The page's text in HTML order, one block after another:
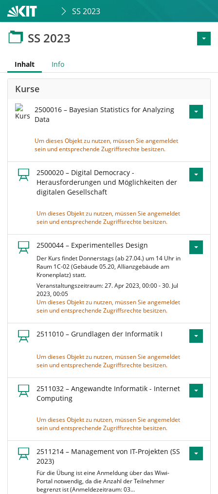
SS 2023
SS 2023
Inhalt Info
Kurse
2500016 – Bayesian Statistics for Analyzing
Data
Um dieses Objekt zu nutzen, müssen Sie angemeldet
sein und entsprechende Zugriffsrechte besitzen.
2500020 – Digital Democracy -
Herausforderungen und Möglichkeiten der
digitalen Gesellschaft
Um dieses Objekt zu nutzen, müssen Sie angemeldet
sein und entsprechende Zugriffsrechte besitzen.
2500044 – Experimentelles Design
Der Kurs findet Donnerstags (ab 27.04.) um 14 Uhr in
Raum 1C-02 (Gebäude 05.20, Allianzgebäude am
Kronenplatz) statt.
Veranstaltungszeitraum: 27. Apr 2023, 00:00 - 30. Jul
2023, 00:05
Um dieses Objekt zu nutzen, müssen Sie angemeldet
sein und entsprechende Zugriffsrechte besitzen.
2511010 – Grundlagen der Informatik I
Um dieses Objekt zu nutzen, müssen Sie angemeldet
sein und entsprechende Zugriffsrechte besitzen.
2511032 – Angewandte Informatik - Internet
Computing
Um dieses Objekt zu nutzen, müssen Sie angemeldet
sein und entsprechende Zugriffsrechte besitzen.
2511214 – Management von IT-Projekten (SS
2023)
Für die Übung ist eine Anmeldung über das Wiwi-
Portal notwendig, da die Anzahl der Teilnehmer
begrenzt ist (Anmeldezeitraum: 03…